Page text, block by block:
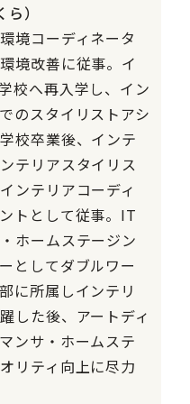
）
境コーディネータ
境改善に従事。イ
校へ再入学し、イン
のスタイリストアシ
校卒業後、インテ
テリアスタイリス
ンテリアコーディ
トとして従事。IT
ホームステージン
としてダブルワー
に所属しインテリ
した後、アートディ
ンサ・ホームステ
リティ向上に尽力